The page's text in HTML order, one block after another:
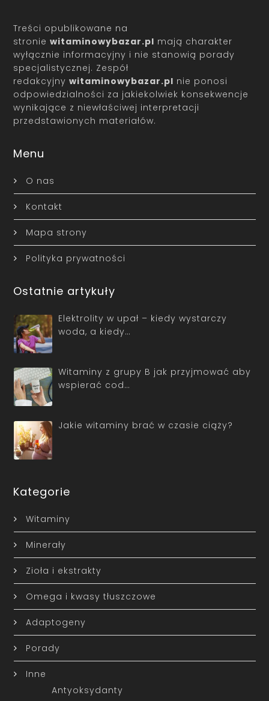
Treści opublikowane na
stroniewitaminowybazar.pl mają charakter
wyłącznie informacyjny i nie stanowią porady
specjalistycznej. Zespół
redakcyjnywitaminowybazar.pl nie ponosi
odpowiedzialności za jakiekolwiek konsekwencje
wynikające z niewłaściwej interpretacji
przedstawionych materiałów.
Menu
O nas
Kontakt
Mapa strony
Polityka prywatności
Ostatnie artykuły
Elektrolity w upał – kiedy wystarczy
woda, a kiedy…
Witaminy z grupy B jak przyjmować aby
wspierać cod…
Jakie witaminy brać w czasie ciąży?
Kategorie
Witaminy
Minerały
Zioła i ekstrakty
Omega i kwasy tłuszczowe
Adaptogeny
Porady
Inne
Antyoksydanty